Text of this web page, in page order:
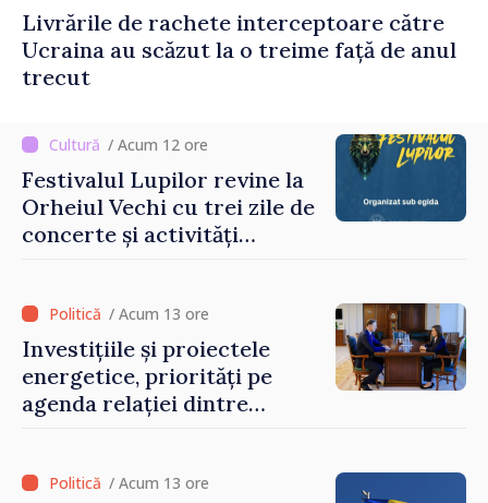
Livrările de rachete interceptoare către
Ucraina au scăzut la o treime față de anul
trecut
/ Acum 12 ore
Festivalul Lupilor revine la
Orheiul Vechi cu trei zile de
concerte și activități
/ Acum 13 ore
Investițiile și proiectele
energetice, priorități pe
agenda relației dintre
/ Acum 13 ore